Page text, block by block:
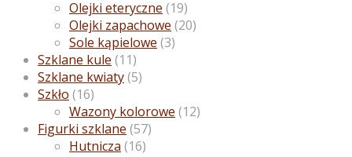
Olejki eteryczne (19)
Olejki zapachowe (20)
Sole kąpielowe (3)
Szklane kule (11)
Szklane kwiaty(5)
Szkło (16)
Wazony kolorowe (12)
Figurki szklane (57)
Hutnicza (16)